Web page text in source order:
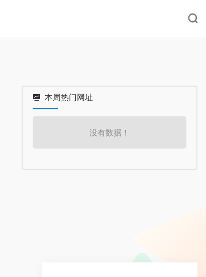
本周热门网址
没有数据！